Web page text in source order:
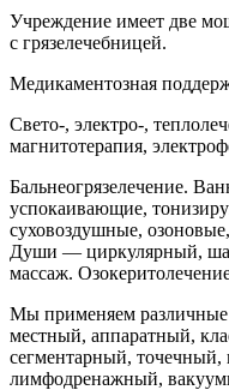
Учреждение имеет две
с грязелечебницей.
Медикаментозная
Свето-, электро-,
магнитотерапия,
Бальнеогрязелечение.
успокаивающие,
суховоздушные,
Души — циркулярный,
массаж.
Мы применяем
местный, аппаратный,
сегментарный,
лимфодренажный,